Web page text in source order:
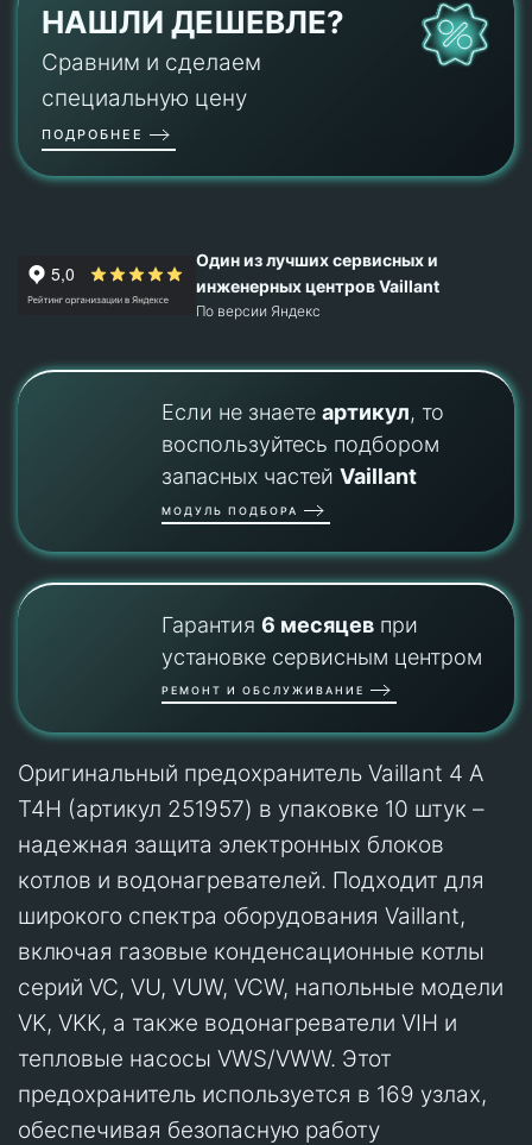
НАШЛИ ДЕШЕВЛЕ?
Сравним и сделаем
специальную цену
ПОДРОБНЕЕ
Один из лучших сервисных и
инженерных центров Vaillant
По версии Яндекс
Если не знаете артикул, то
воспользуйтесь подбором
запасных частей Vaillant
МОДУЛЬ ПОДБОРА
Гарантия 6 месяцевпри
установке сервисным центром
РЕМОНТ И ОБСЛУЖИВАНИЕ
Оригинальный предохранитель Vaillant 4 A
T4H (артикул 251957) в упаковке 10 штук –
надежная защита электронных блоков
котлов и водонагревателей. Подходит для
широкого спектра оборудования Vaillant,
включая газовые конденсационные котлы
серий VC, VU, VUW, VCW, напольные модели
VK, VKK, а также водонагреватели VIH и
тепловые насосы VWS/VWW. Этот
предохранитель используется в 169 узлах,
обеспечивая безопасную работу